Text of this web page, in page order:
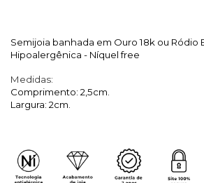
Semijoia banhada em Ouro 18k ou Ródio
Hipoalergênica - Níquel free
Medidas:
Comprimento: 2,5cm.
Largura: 2cm.